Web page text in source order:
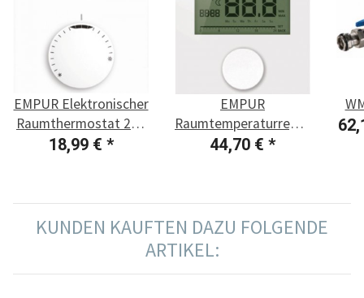
EMPUR Elektronischer
Raumthermostat 230
V
18,99 € *
EMPUR
Raumtemperaturregler
Display 230 V
44,70 € *
KUNDEN KAUFTEN DAZU FOLGENDE
ARTIKEL: